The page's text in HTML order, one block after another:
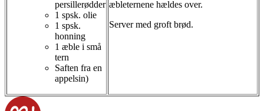
persillerødder
1 spsk. olie
1 spsk.
honning
1 æble i små
tern
Saften fra en
appelsin)
æbleternene hældes over.
Server med groft brød.